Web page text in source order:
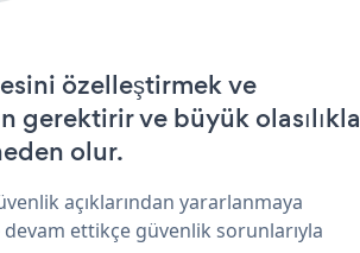
özelleştirmek ve
gerektirir ve büyük olasılıkla
olur.
açıklarından yararlanmaya
ettikçe güvenlik sorunlarıyla